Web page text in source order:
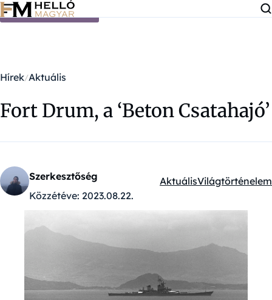
Ugrás a tartalomra
Hírek Aktuális
Fort Drum, a ‘Beton Csatahajó’
Szerkesztőség
Közzétéve: 2023.08.22.
Kategóriák:
AktuálisVilágtörténelem